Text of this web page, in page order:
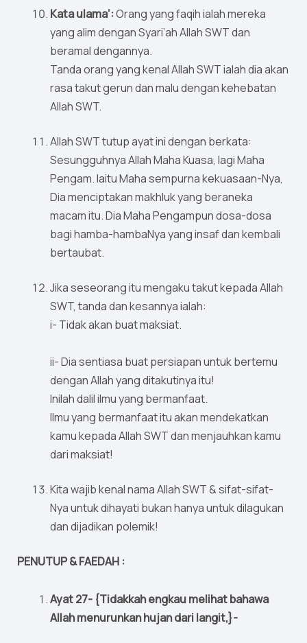
Kata ulama’:Orang yang faqih ialah mereka
yang alim dengan Syari’ah Allah SWT dan
beramal dengannya.
Tanda orang yang kenal Allah SWT ialah dia akan
rasa takut gerun dan malu dengan kehebatan
Allah SWT.
Allah SWT tutup ayat ini dengan berkata:
Sesungguhnya Allah Maha Kuasa, lagi Maha
Pengam. Iaitu Maha sempurna kekuasaan-Nya,
Dia menciptakan makhluk yang beraneka
macam itu. Dia Maha Pengampun dosa-dosa
bagi hamba-hambaNya yang insaf dan kembali
bertaubat.
Jika seseorang itu mengaku takut kepada Allah
SWT, tanda dan kesannya ialah:
i- Tidak akan buat maksiat.
ii- Dia sentiasa buat persiapan untuk bertemu
dengan Allah yang ditakutinya itu!
Inilah dalil ilmu yang bermanfaat.
Ilmu yang bermanfaat itu akan mendekatkan
kamu kepada Allah SWT dan menjauhkan kamu
dari maksiat!
Kita wajib kenal nama Allah SWT & sifat-sifat-
Nya untuk dihayati bukan hanya untuk dilagukan
dan dijadikan polemik!
PENUTUP & FAEDAH :
Ayat 27- {Tidakkah engkau melihat bahawa
Allah menurunkan hujan dari langit,}-